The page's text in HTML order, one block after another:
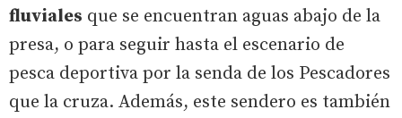
fluviales que se encuentran aguas abajo de la
presa, o para seguir hasta el escenario de
pesca deportiva por la senda de los Pescadores
que la cruza. Además, este sendero es también